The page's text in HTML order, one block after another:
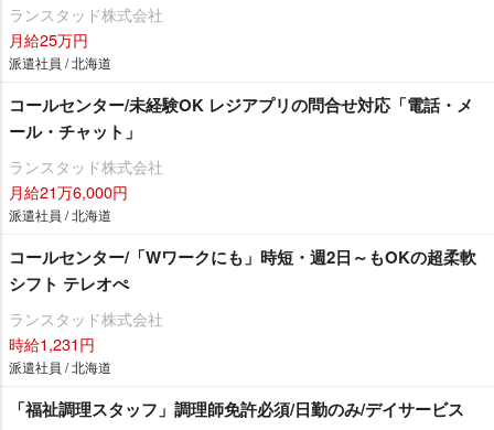
ランスタッド株式会社
月給25万円
派遣社員 / 北海道
コールセンター/未経験OK レジアプリの問合せ対応「電話・メ
ール・チャット」
ランスタッド株式会社
月給21万6,000円
派遣社員 / 北海道
コールセンター/「Wワークにも」時短・週2日～もOKの超柔軟
シフト テレオぺ
ランスタッド株式会社
時給1,231円
派遣社員 / 北海道
「福祉調理スタッフ」調理師免許必須/日勤のみ/デイサービス